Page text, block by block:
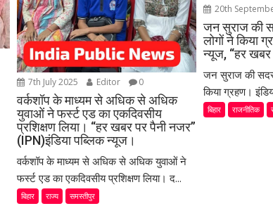
7th July 2025 Editor 0
वर्कशॉप के माध्यम से अधिक से अधिक
युवाओं ने फर्स्ट एड का एकदिवसीय
प्रशिक्षण लिया। “हर खबर पर पैनी नजर”
(IPN)इंडिया पब्लिक न्यूज।
वर्कशॉप के माध्यम से अधिक से अधिक युवाओं ने
फर्स्ट एड का एकदिवसीय प्रशिक्षण लिया। द...
बिहार राज्य समस्तीपुर
20th
जन सुराज की
लोगों ने किया
न्यूज, “हर खबर
जन सुराज की
किया ग्रहण।
बिहार राजनीतिक